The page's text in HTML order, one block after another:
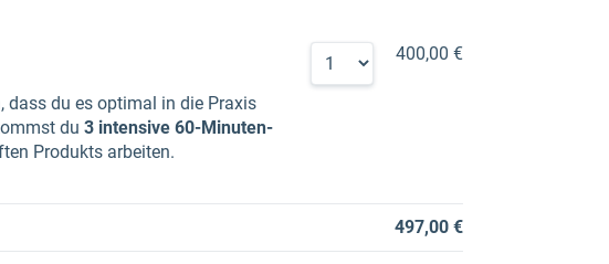
du es optimal in die Praxis
du 3 intensive 60-Minuten-
Produkts arbeiten.
400,00 €
497,00 €